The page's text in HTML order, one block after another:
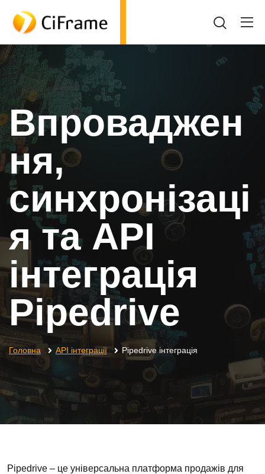
Впроваджен
ня,
синхронізаці
я та API
інтеграція
Pipedrive
Головна API інтеграції Pipedrive інтеграція
Pipedrive – це універсальна платформа продажів для